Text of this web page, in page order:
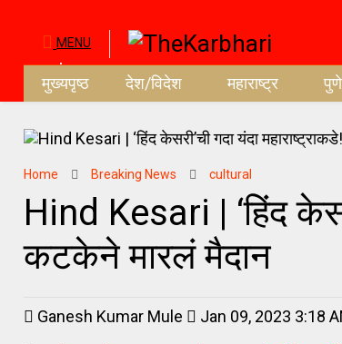
MENU
मुख्यपृष्ठ देश/विदेश महाराष्ट्र पुणे
Home Breaking News cultural
Hind Kesari | ‘हिंद
कटकेने मारलं मैदान
Ganesh Kumar Mule
Jan 09, 2023 3:18